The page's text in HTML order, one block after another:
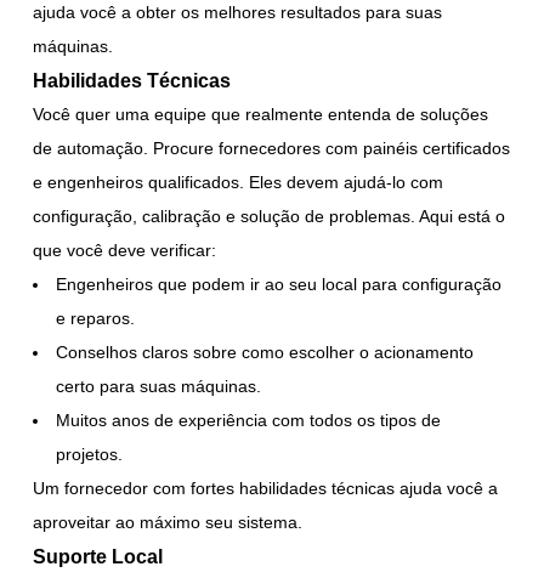
ajuda você a obter os melhores resultados para suas
máquinas.
Habilidades Técnicas
Você quer uma equipe que realmente entenda de soluções
de automação. Procure fornecedores com painéis certificados
e engenheiros qualificados. Eles devem ajudá-lo com
configuração, calibração e solução de problemas. Aqui está o
que você deve verificar:
Engenheiros que podem ir ao seu local para configuração
e reparos.
Conselhos claros sobre como escolher o acionamento
certo para suas máquinas.
Muitos anos de experiência com todos os tipos de
projetos.
Um fornecedor com fortes habilidades técnicas ajuda você a
aproveitar ao máximo seu sistema.
Suporte Local